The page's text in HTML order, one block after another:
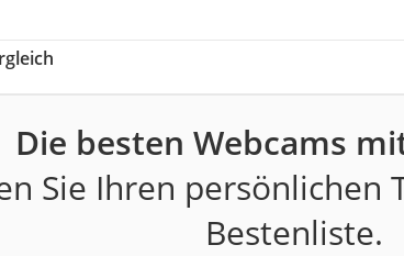
Die besten Webcams
Sie Ihren persönlichen
Bestenliste.